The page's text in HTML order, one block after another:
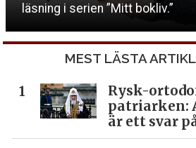
läsning i serien ”Mitt bokliv.”
MEST LÄSTA
Rysk-
patriarken:
är ett svar